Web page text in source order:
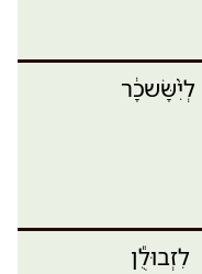
לְיִ֨שָּׂשכָ֔ר
לִזְבוּלֻ֕ן